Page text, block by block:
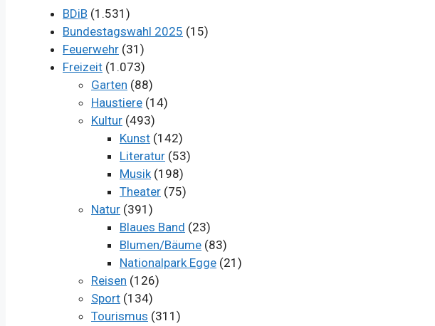
BDiB (1.531)
Bundestagswahl 2025 (15)
Feuerwehr (31)
Freizeit (1.073)
Garten (88)
Haustiere (14)
Kultur (493)
Kunst (142)
Literatur (53)
Musik(198)
Theater (75)
Natur (391)
Blaues Band (23)
Blumen/Bäume (83)
Nationalpark Egge (21)
Reisen (126)
Sport (134)
Tourismus (311)